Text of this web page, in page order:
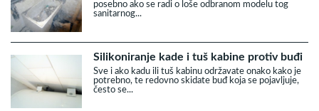
posebno ako se radi o loše odbranom modelu tog
sanitarnog...
Silikoniranje kade i tuš kabine protiv buđi
Sve i ako kadu ili tuš kabinu održavate onako kako je
potrebno, te redovno skidate buđ koja se pojavljuje,
često se...